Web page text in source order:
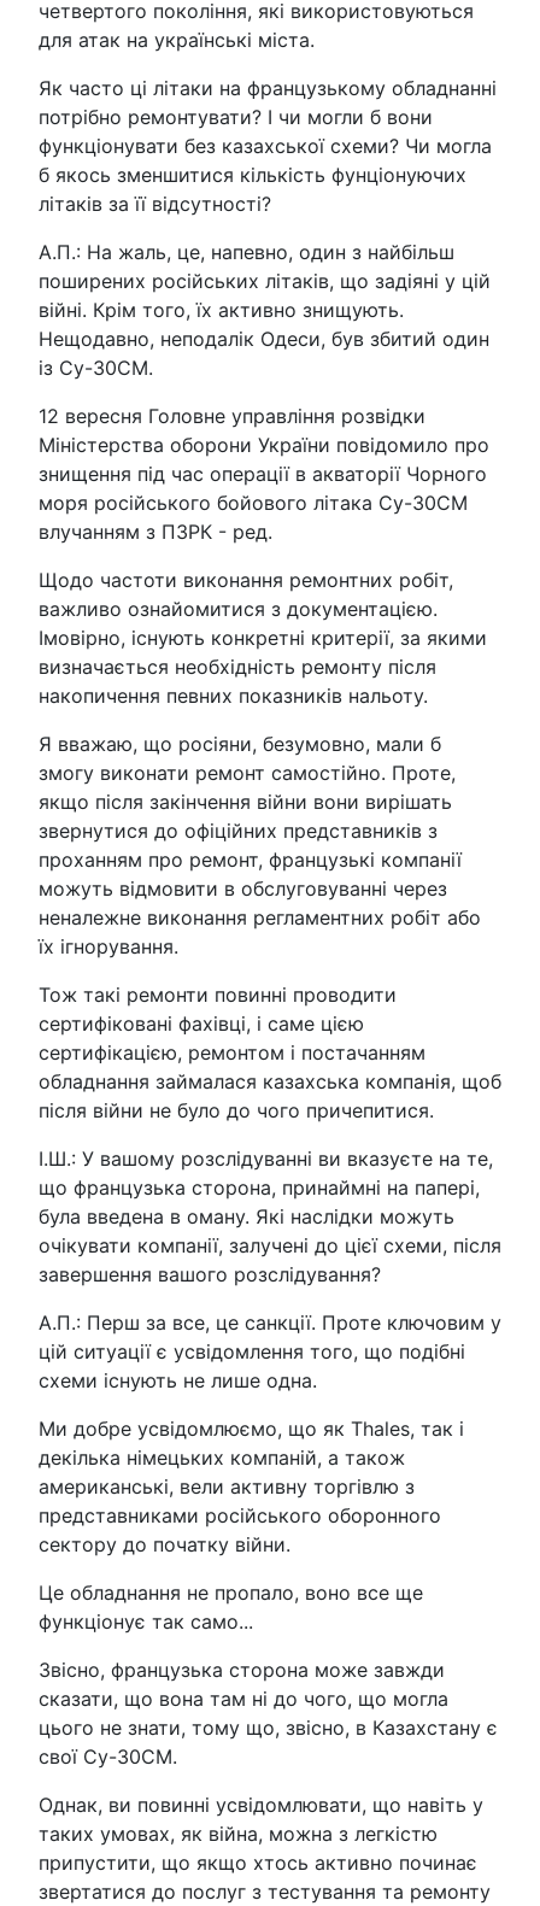
четвертого покоління, які використовуються
для атак на українські міста.
Як часто ці літаки на французькому обладнанні
потрібно ремонтувати? І чи могли б вони
функціонувати без казахської схеми? Чи могла
б якось зменшитися кількість фунціонуючих
літаків за її відсутності?
А.П.: На жаль, це, напевно, один з найбільш
поширених російських літаків, що задіяні у цій
війні. Крім того, їх активно знищують.
Нещодавно, неподалік Одеси, був збитий один
із Су-30СМ.
12 вересня Головне управління розвідки
Міністерства оборони України повідомило про
знищення під час операції в акваторії Чорного
моря російського бойового літака Су-30СМ
влучанням з ПЗРК - ред.
Щодо частоти виконання ремонтних робіт,
важливо ознайомитися з документацією.
Імовірно, існують конкретні критерії, за якими
визначається необхідність ремонту після
накопичення певних показників нальоту.
Я вважаю, що росіяни, безумовно, мали б
змогу виконати ремонт самостійно. Проте,
якщо після закінчення війни вони вирішать
звернутися до офіційних представників з
проханням про ремонт, французькі компанії
можуть відмовити в обслуговуванні через
неналежне виконання регламентних робіт або
їх ігнорування.
Тож такі ремонти повинні проводити
сертифіковані фахівці, і саме цією
сертифікацією, ремонтом і постачанням
обладнання займалася казахська компанія, щоб
після війни не було до чого причепитися.
І.Ш.: У вашому розслідуванні ви вказуєте на те,
що французька сторона, принаймні на папері,
була введена в оману. Які наслідки можуть
очікувати компанії, залучені до цієї схеми, після
завершення вашого розслідування?
А.П.: Перш за все, це санкції. Проте ключовим у
цій ситуації є усвідомлення того, що подібні
схеми існують не лише одна.
Ми добре усвідомлюємо, що як Thales, так і
декілька німецьких компаній, а також
американські, вели активну торгівлю з
представниками російського оборонного
сектору до початку війни.
Це обладнання не пропало, воно все ще
функціонує так само...
Звісно, французька сторона може завжди
сказати, що вона там ні до чого, що могла
цього не знати, тому що, звісно, в Казахстану є
свої Су-30СМ.
Однак, ви повинні усвідомлювати, що навіть у
таких умовах, як війна, можна з легкістю
припустити, що якщо хтось активно починає
звертатися до послуг з тестування та ремонту